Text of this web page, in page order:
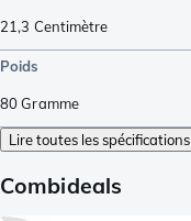
21,3 Centimètre
Poids
80Gramme
Lire toutes les spécifications
Combideals